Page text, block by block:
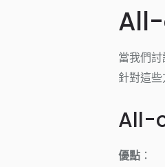
當我們
針對這
All-
優點 ：